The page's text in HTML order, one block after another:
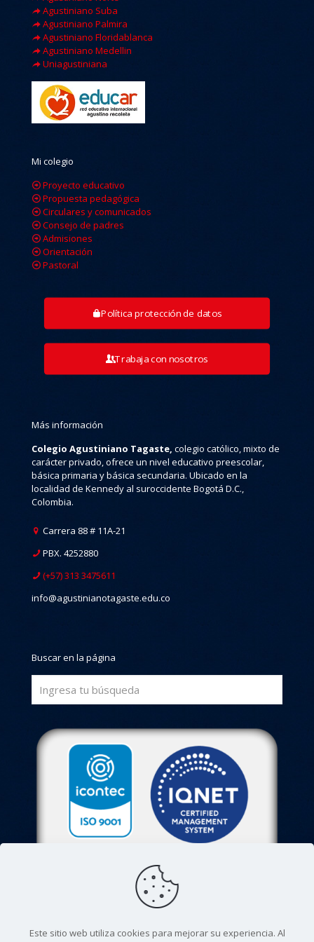
Agustiniano Suba
Agustiniano Palmira
Agustiniano Floridablanca
Agustiniano Medellin
Uniagustiniana
Mi colegio
Proyecto educativo
Propuesta pedagógica
Circulares y comunicados
Consejo de padres
Admisiones
Orientación
Pastoral
Política protección de datos
Trabaja con nosotros
Más información
Colegio Agustiniano Tagaste, colegio católico, mixto de
carácter privado, ofrece un nivel educativo preescolar,
básica primaria y básica secundaria. Ubicado en la
localidad de Kennedy al suroccidente Bogotá D.C.,
Colombia.
Carrera 88 # 11A-21
PBX. 4252880
(+57) 313 3475611
info@agustinianotagaste.edu.co
Buscar en la página
Este sitio web utiliza cookies para mejorar su experiencia. Al